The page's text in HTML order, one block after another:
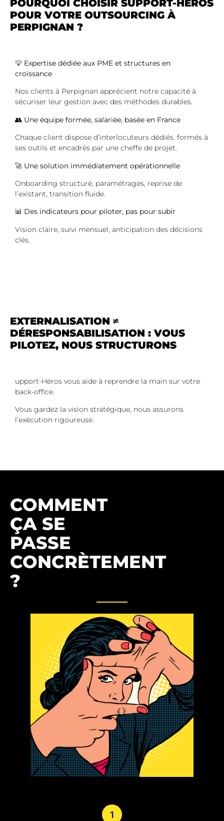
POURQUOI CHOISIR SUPPORT-HÉROS
POUR VOTRE OUTSOURCING À
PERPIGNAN ?
💡 Expertise dédiée aux PME et structures en
croissance
Nos clients à Perpignan apprécient notre capacité à
sécuriser leur gestion avec des méthodes durables.
👥 Une équipe formée, salariée, basée en France
Chaque client dispose d’interlocuteurs dédiés, formés à
ses outils et encadrés par une cheffe de projet.
🚀 Une solution immédiatement opérationnelle
Onboarding structuré, paramétrages, reprise de
l’existant, transition fluide.
📊 Des indicateurs pour piloter, pas pour subir
Vision claire, suivi mensuel, anticipation des décisions
clés.
EXTERNALISATION ≠
DÉRESPONSABILISATION : VOUS
PILOTEZ, NOUS STRUCTURONS
upport-Héros vous aide à reprendre la main sur votre
back-office.
Vous gardez la vision stratégique, nous assurons
l’exécution rigoureuse.
COMMENT
ÇA SE
PASSE
CONCRÈTEMENT
?
1